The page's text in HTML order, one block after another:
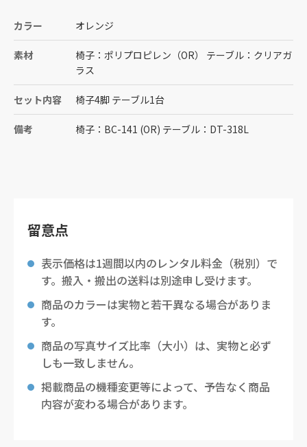
カラー オレンジ
素材
椅子：ポリプロピレン（OR） テーブル：クリアガ
ラス
セット内容 椅子4脚 テーブル1台
備考 椅子：BC-141 (OR) テーブル：DT-318L
留意点
表示価格は1週間以内のレンタル料金（税別）で
す。搬入・搬出の送料は別途申し受けます。
商品のカラーは実物と若干異なる場合がありま
す。
商品の写真サイズ比率（大小）は、実物と必ず
しも一致しません。
掲載商品の機種変更等によって、予告なく商品
内容が変わる場合があります。